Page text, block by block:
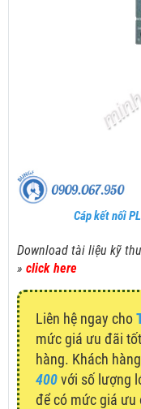
Cáp kết nối
Download tài liệu kỹ
» click here
Liên hệ ngay cho
mức giá ưu đãi
hàng. Khách
400với số lượng
để có mức giá ưu